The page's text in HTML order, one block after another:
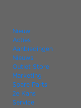
Nieuw
Acties
Aanbiedingen
Nieuws
Outlet Store
Marketing
Spare Parts
2e Kans
Service